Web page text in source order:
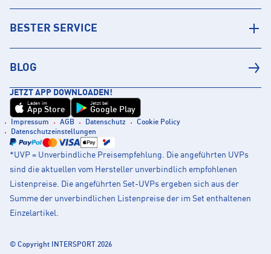
BESTER SERVICE
BLOG
JETZT APP DOWNLOADEN!
Laden im
App Store
Jetzt bei
Google Play
Impressum AGB Datenschutz
Cookie Policy
Datenschutzeinstellungen
*UVP = Unverbindliche Preisempfehlung. Die angeführten UVPs
sind die aktuellen vom Hersteller unverbindlich empfohlenen
Listenpreise. Die angeführten Set-UVPs ergeben sich aus der
Summe der unverbindlichen Listenpreise der im Set enthaltenen
Einzelartikel.
© Copyright INTERSPORT 2026